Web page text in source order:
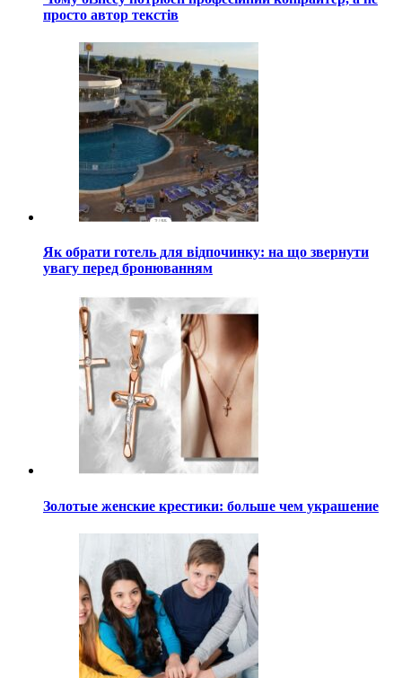
просто автор текстів
Як обрати готель для відпочинку: на що звернути
увагу перед бронюванням
Золотые женские крестики: больше чем украшение